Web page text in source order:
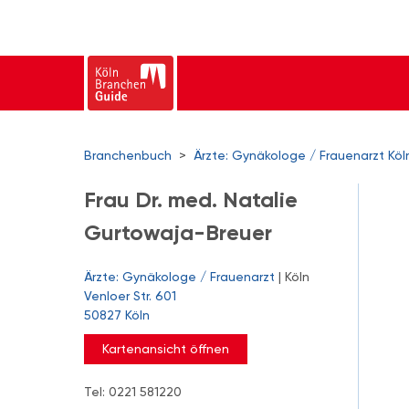
Branchenbuch > Ärzte: Gynäkologe / Frauenarzt
Frau Dr. med. Natalie
Gurtowaja-Breuer
Ärzte: Gynäkologe / Frauenarzt | Köln
Venloer Str. 601
50827 Köln
Kartenansicht öffnen
Tel: 0221 581220